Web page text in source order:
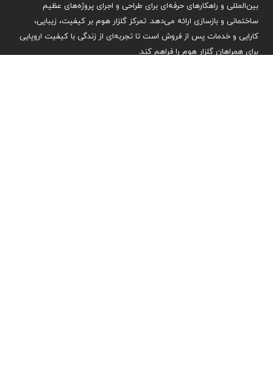
بین‌المللی و راهکارهای حرفه‌ای برای طراحی و اجرای پروژه‌های عظیم
ساختمانی و بازسازی ارائه می‌دهد. تمرکز گلزار هوم بر کیفیت، زیبایی،
کارایی و خدمات پس از فروش است تا تجربه‌ای از زندگی با کیفیت اروپایی
برای همراهان گلزار هوم را فراهم کند.